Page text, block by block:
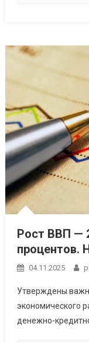
Рост ВВП —
процентов.
04.11.2025
Утверждены
экономического
денежно-